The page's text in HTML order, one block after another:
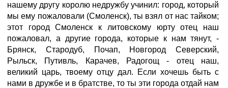
нашему другу королю недружбу учинил: город, который
мы ему пожаловали (Смоленск), ты взял от нас тайком;
этот город Смоленск к литовскому юрту отец наш
пожаловал, а другие города, которые к нам тянут, -
Брянск, Стародуб, Почап, Новгород Северский,
Рыльск, Путивль, Карачев, Радогощ - отец наш,
великий царь, твоему отцу дал. Если хочешь быть с
нами в дружбе и в братстве, то ты эти города отдай нам